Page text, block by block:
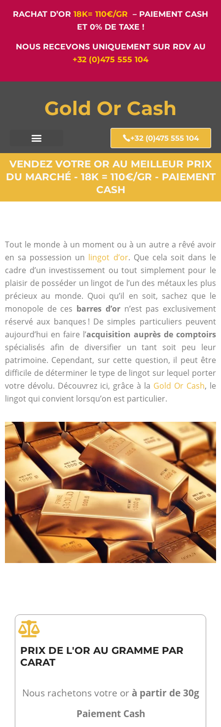
RACHAT D’OR 18K= 110€/GR – PAIEMENT CASH
ET 0% DE TAXE !
NOUS RECEVONS UNIQUEMENT SUR RDV AU
+32 (0)475 555 104
Gold Or Cash
+32 (0)475 555 104
VENDEZ VOTRE OR AU MEILLEUR PRIX
DU MARCHÉ - 18K = 110€/GR - PAIEMENT
CASH
Tout le monde à un moment ou à un autre a rêvé avoir
en sa possession un lingot d’or. Que cela soit dans le
cadre d’un investissement ou tout simplement pour le
plaisir de posséder un lingot de l’un des métaux les plus
précieux au monde. Quoi qu’il en soit, sachez que le
monopole de ces barres d’orn’est pas exclusivement
réservé aux banques ! De simples particuliers peuvent
aujourd’hui en faire l’acquisition auprès de comptoirs
spécialisés afin de diversifier un tant soit peu leur
patrimoine. Cependant, sur cette question, il peut être
difficile de déterminer le type de lingot sur lequel porter
votre dévolu. Découvrez ici, grâce à la Gold Or Cash, le
lingot qui convient lorsqu’on est particulier.
PRIX DE L'OR AU GRAMME PAR
CARAT
Nous rachetons votre orà partir de 30g
Paiement Cash